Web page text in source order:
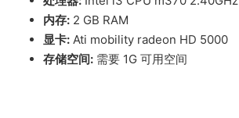
内存: 2 GB RAM
显卡: Ati mobility radeon HD 5000
存储空间: 需要 1G 可用空间